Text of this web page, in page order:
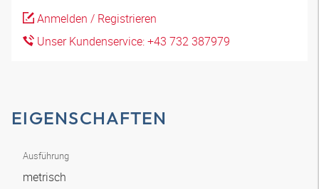
Anmelden / Registrieren
Unser Kundenservice: +43 732 387979
EIGENSCHAFTEN
Ausführung
metrisch